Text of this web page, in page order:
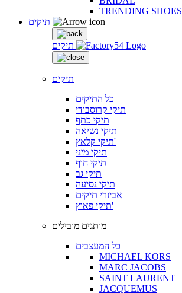
TRENDING SHOES
תיקים
תיקים
כל התיקים
תיקי קרוסבודי
תיקי כתף
תיקי נשיאה
תיקי קלאץ'
תיקי מיני
תיקי חוף
תיקי גב
תיקי נסיעה
אביזרי תיקים
תיקי פאוץ'
מותגים מובילים
כל המעצבים
MICHAEL KORS
MARC JACOBS
SAINT LAURENT
JACQUEMUS